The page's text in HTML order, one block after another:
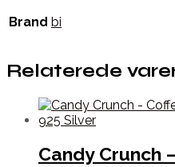
Brand bi
Relaterede
Candy Crunch